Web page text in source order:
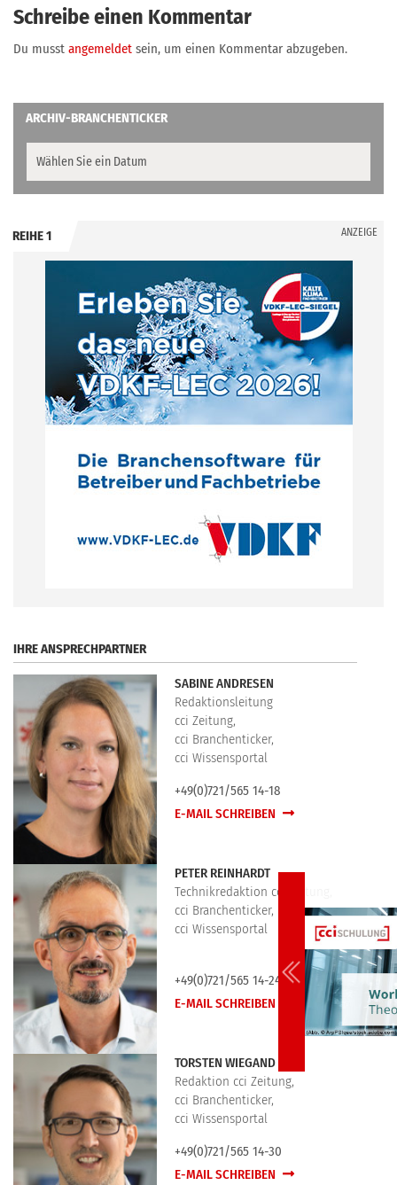
Schreibe einen Kommentar
Du musst angemeldet sein, um einen Kommentar abzugeben.
ARCHIV-BRANCHENTICKER
REIHE 1 ANZEIGE
IHRE ANSPRECHPARTNER
SABINE ANDRESEN
Redaktionsleitung
cci Zeitung,
cci Branchenticker,
cci Wissensportal
+49(0)721/565 14-18
E-MAIL SCHREIBEN
PETER REINHARDT
Technikredaktion cci Zeitung,
cci Branchenticker,
cci Wissensportal
+49(0)721/565 14-24
E-MAIL SCHREIBEN
TORSTEN WIEGAND
Redaktion cci Zeitung,
cci Branchenticker,
cci Wissensportal
+49(0)721/565 14-30
E-MAIL SCHREIBEN